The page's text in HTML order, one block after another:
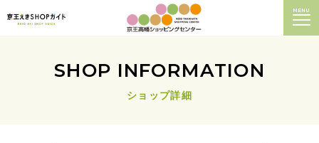
MENU
SHOP INFORMATION
ショップ詳細